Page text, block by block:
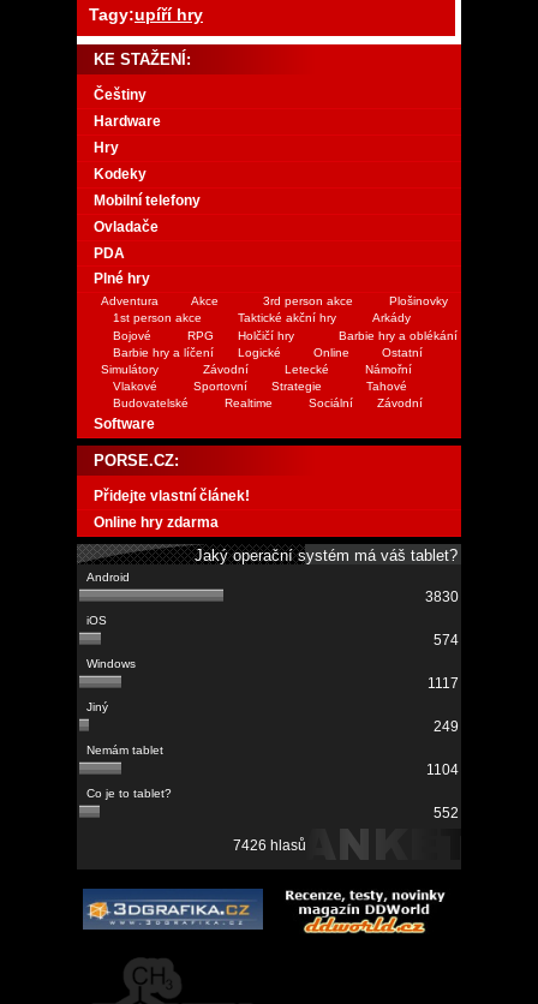
Tagy:upíří hry
KE STAŽENÍ:
Češtiny
Hardware
Hry
Kodeky
Mobilní telefony
Ovladače
PDA
Plné hry
Adventura Akce 3rd person akce
Plošinovky
1st person akce
Taktické akční hry
Arkády
Bojové
RPG Holčičí hry
Barbie hry a oblékání
Barbie hry a líčení
Logické Online
Ostatní
Simulátory
Závodní Letecké
Námořní
Vlakové
Sportovní Strategie
Tahové
Budovatelské
Realtime Sociální Závodní
Software
PORSE.CZ:
Přidejte vlastní článek!
Online hry zdarma
Jaký operační systém má váš tablet?
3830
574
1117
249
1104
552
7426 hlasů